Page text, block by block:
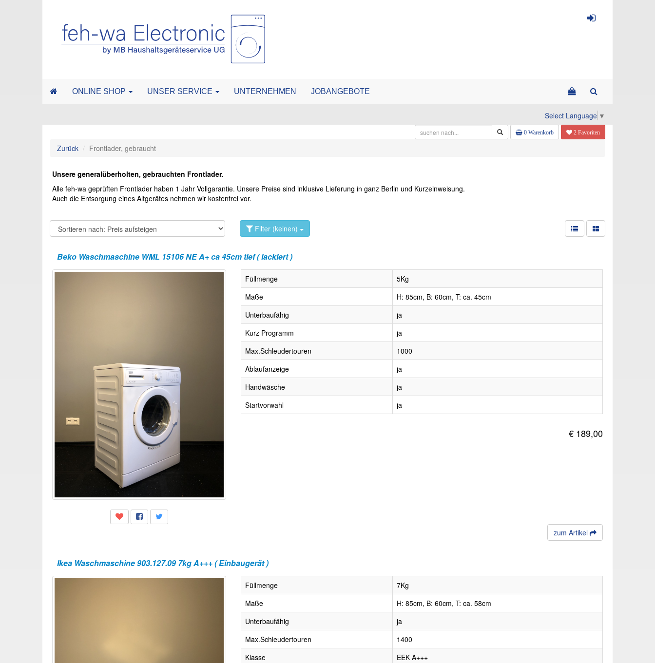
ONLINE SHOP UNSER SERVICE UNTERNEHMEN JOBANGEBOTE
Select Language ▼
0 Warenkorb 2 Favoriten
Zurück Frontlader, gebraucht
Unsere generalüberholten, gebrauchten Frontlader.
Alle feh-wa geprüften Frontlader haben 1 Jahr Vollgarantie. Unsere Preise sind inklusive Lieferung in ganz Berlin und Kurzeinweisung.
Auch die Entsorgung eines Altgerätes nehmen wir kostenfrei vor.
Filter (keinen)
Beko Waschmaschine WML 15106 NE A+ ca 45cm tief ( lackiert )
Füllmenge
5Kg
Maße
H: 85cm, B: 60cm, T: ca. 45cm
Unterbaufähig
ja
Kurz Programm
ja
Max.Schleudertouren
1000
Ablaufanzeige
ja
Handwäsche
ja
Startvorwahl
ja
€ 189,00
zum Artikel
Ikea Waschmaschine 903.127.09 7kg A+++ ( Einbaugerät )
Füllmenge
7Kg
Maße
H: 85cm, B: 60cm, T: ca. 58cm
Unterbaufähig
ja
Max.Schleudertouren
1400
Klasse
EEK A+++